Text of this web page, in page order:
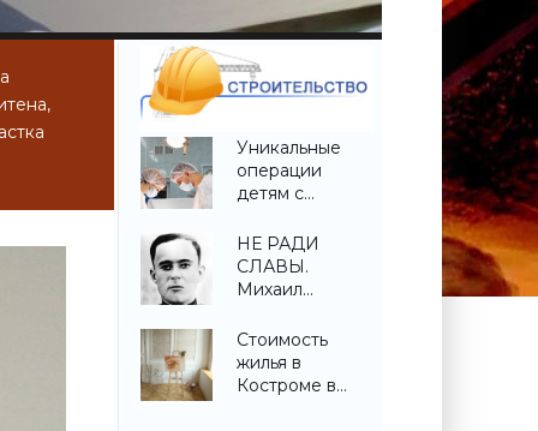
Уникальные
операции
детям с
деформацией
позвоночника
проведены в
«Свежие
новости
строительства»
НЕ РАДИ
СЛАВЫ.
Михаил
«Свежие
новости
строительства»
Стоимость
жилья в
Костроме в